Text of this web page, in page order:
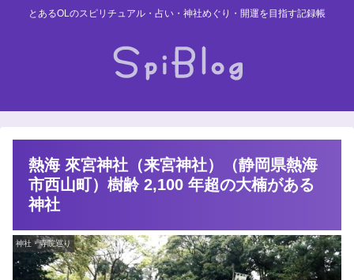
とあるOLのスピリチュアル・占い・神社めぐり・開運を目指す記録帳
熱海 來宮神社（来宮神社）（静岡県熱海
市西山町）樹齢 2,100 年超の大楠がある
神社
神社・寺院巡り